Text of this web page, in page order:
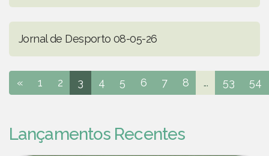
Jornal de Desporto 08-05-26
« 1 2 3 4 5 6 7 8 ... 53 54
Lançamentos Recentes